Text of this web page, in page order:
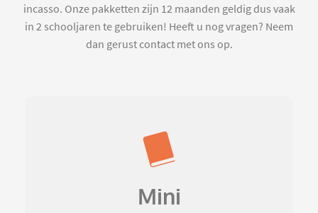
incasso. Onze pakketten zijn 12 maanden geldig dus vaak
in 2 schooljaren te gebruiken! Heeft u nog vragen? Neem
dan gerust contact met ons op.
Mini